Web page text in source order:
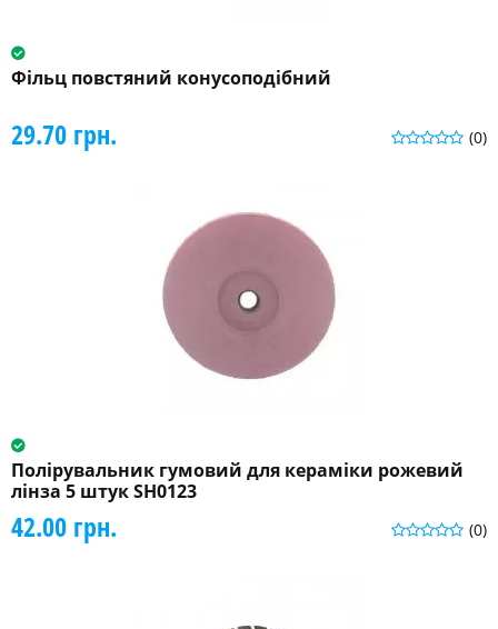
Фільц повстяний конусоподібний
(0)
29.70 грн.
Полірувальник гумовий для кераміки рожевий
лінза 5 штук SH0123
(0)
42.00 грн.